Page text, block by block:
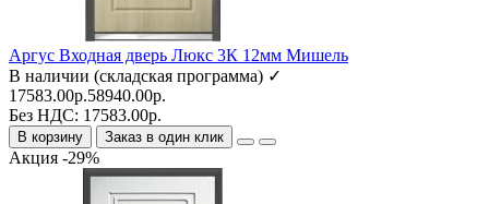
Аргус Входная дверь Люкс 3К 12мм Мишель
В наличии (складская программа) ✓
17583.00р.58940.00р.
Без НДС: 17583.00р.
В корзину Заказ в один клик
Акция -29%